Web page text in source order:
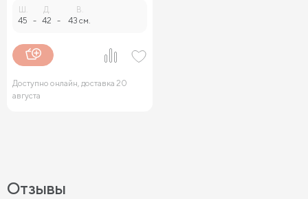
45 -
Д.
42 -
В.
43 см.
Доступно онлайн, доставка 20
августа
Отзывы